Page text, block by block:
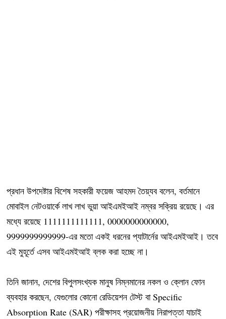
প্রধান উপদেষ্টার বিশেষ সহকারী ফয়েজ আহমদ তৈয়্যব বলেন, বর্তমানে
মোবাইল নেটওয়ার্কে লাখ লাখ ভুয়া আইএমইআই নম্বর সক্রিয় রয়েছে। এর
মধ্যে রয়েছে 1111111111111, 0000000000000,
9999999999999-এর মতো একই ধরনের প্যাটার্নের আইএমইআই। তবে
এই মুহূর্তে এসব আইএমইআই ব্লক করা হচ্ছে না।
তিনি জানান, দেশের বিপুলসংখ্যক মানুষ নিম্নমানের নকল ও ক্লোন ফোন
ব্যবহার করছেন, যেগুলোর কোনো রেডিয়েশন টেস্ট বা Specific
Absorption Rate (SAR) পরীক্ষাসহ প্রয়োজনীয় নিরাপত্তা যাচাই